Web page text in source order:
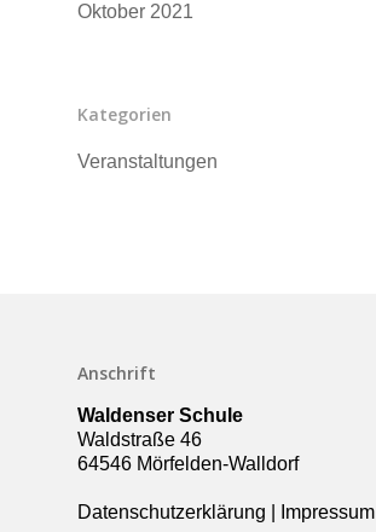
Oktober 2021
Kategorien
Veranstaltungen
Anschrift
Waldenser Schule
Waldstraße 46
64546 Mörfelden-Walldorf
Datenschutzerklärung Impressum